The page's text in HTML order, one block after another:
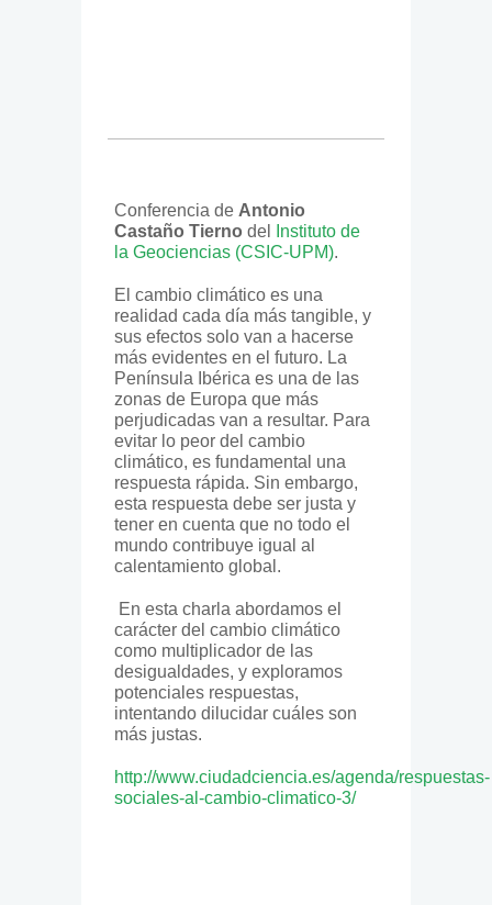
Conferencia de Antonio
Castaño Tierno del
Instituto de
la Geociencias (CSIC-UPM).
El cambio climático es una
realidad cada día más tangible, y
sus efectos solo van a hacerse
más evidentes en el futuro. La
Península Ibérica es una de las
zonas de Europa que más
perjudicadas van a resultar. Para
evitar lo peor del cambio
climático, es fundamental una
respuesta rápida. Sin embargo,
esta respuesta debe ser justa y
tener en cuenta que no todo el
mundo contribuye igual al
calentamiento global.
En esta charla abordamos el
carácter del cambio climático
como multiplicador de las
desigualdades, y exploramos
potenciales respuestas,
intentando dilucidar cuáles son
más justas.
http://www.ciudadciencia.es/agenda/respuestas-
sociales-al-cambio-climatico-3/